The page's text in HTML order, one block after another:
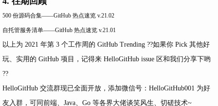
500 份源码合集——GitHub 热点速览 v.21.02
自托管服务清单——GitHub 热点速览 v.21.01
以上为 2021 年第 3 个工作周的 GitHub Trending ??如果你 Pick 其他好
玩、实用的 GitHub 项目，记得来 HelloGitHub issue 区和我们分享下哟
??
HelloGitHub 交流群现已全面开放，添加微信号：HelloGitHub001 为好
友入群，可同前端、Java、Go 等各界大佬谈笑风生、切磋技术~